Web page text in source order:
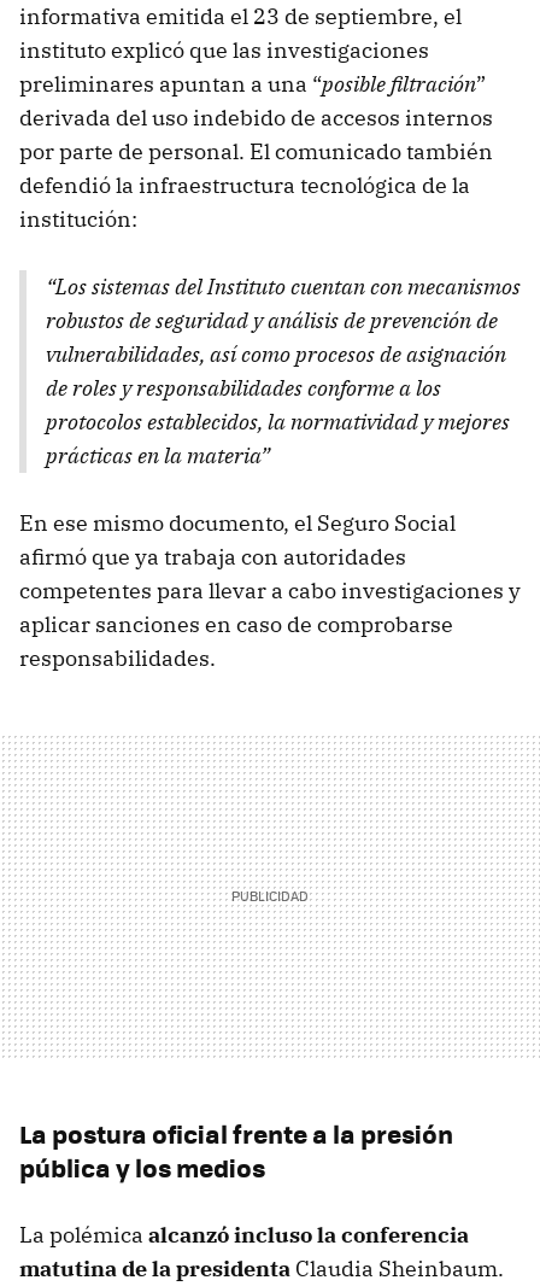
informativa emitida el 23 de septiembre, el
instituto explicó que las investigaciones
preliminares apuntan a una “posible filtración”
derivada del uso indebido de accesos internos
por parte de personal. El comunicado también
defendió la infraestructura tecnológica de la
institución:
“Los sistemas del Instituto cuentan con mecanismos
robustos de seguridad y análisis de prevención de
vulnerabilidades, así como procesos de asignación
de roles y responsabilidades conforme a los
protocolos establecidos, la normatividad y mejores
prácticas en la materia”
En ese mismo documento, el Seguro Social
afirmó que ya trabaja con autoridades
competentes para llevar a cabo investigaciones y
aplicar sanciones en caso de comprobarse
responsabilidades.
La postura oficial frente a la presión
pública y los medios
La polémica alcanzó incluso la conferencia
matutina de la presidenta Claudia Sheinbaum.